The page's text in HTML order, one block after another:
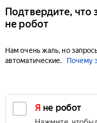
Подтвердите, что
не робот
Нам очень жаль, но
автоматические.
Почему
Я не робот